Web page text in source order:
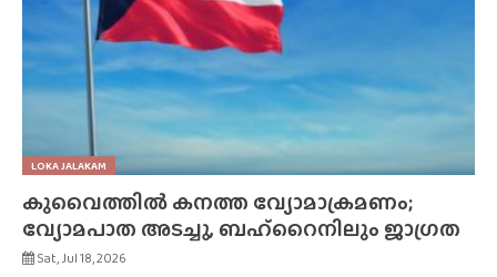
LOKA JALAKAM
കുവൈത്തിൽ കനത്ത വ്യോമാക്രമണം;
വ്യോമപാത അടച്ചു, ബഹ്‌റൈനിലും ജാഗ്രത
Sat, Jul 18, 2026